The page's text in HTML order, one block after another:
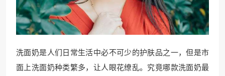
洗面奶是人们日常生活中必不可少的护肤品之一，但是市
面上洗面奶种类繁多，让人眼花缭乱。究竟哪款洗面奶最